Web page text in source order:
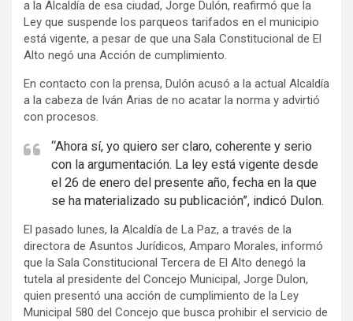
a la Alcaldía de esa ciudad, Jorge Dulón, reafirmó que la
Ley que suspende los parqueos tarifados en el municipio
está vigente, a pesar de que una Sala Constitucional de El
Alto negó una Acción de cumplimiento.
En contacto con la prensa, Dulón acusó a la actual Alcaldía
a la cabeza de Iván Arias de no acatar la norma y advirtió
con procesos.
“Ahora sí, yo quiero ser claro, coherente y serio
con la argumentación. La ley está vigente desde
el 26 de enero del presente año, fecha en la que
se ha materializado su publicación”, indicó Dulon.
El pasado lunes, la Alcaldía de La Paz, a través de la
directora de Asuntos Jurídicos, Amparo Morales, informó
que la Sala Constitucional Tercera de El Alto denegó la
tutela al presidente del Concejo Municipal, Jorge Dulon,
quien presentó una acción de cumplimiento de la Ley
Municipal 580 del Concejo que busca prohibir el servicio de